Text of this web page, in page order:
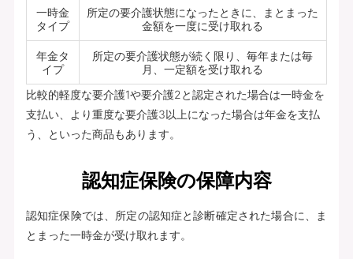
一時金
タイプ
所定の要介護状態になったときに、まとまった
金額を一度に受け取れる
年金タ
イプ
所定の要介護状態が続く限り、毎年または毎
月、一定額を受け取れる
比較的軽度な要介護1や要介護2と認定された場合は一時金を
支払い、より重度な要介護3以上になった場合は年金を支払
う、といった商品もあります。
認知症保険の保障内容
認知症保険では、所定の認知症と診断確定された場合に、ま
とまった一時金が受け取れます。